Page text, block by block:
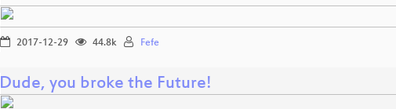
2017-12-29 44.8k Fefe
Dude, you broke the Future!